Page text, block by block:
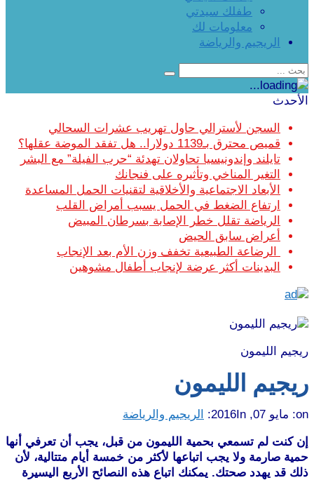
طفلك سيدتي
معلومات لك
الريجيم والرياضة
الأحدث
السجن لأسترالي حاول تهريب عشرات السحالي
قميص محترق بـ1139 دولارا.. هل تفقد الموضة عقلها؟
تايلند وإندونيسيا تحاولان تهدئة “حرب الفيلة” مع البشر
التغير المناخي وتأثيره على فنجانك
الأبعاد الاجتماعية والأخلاقية لتقنيات الحمل المساعدة
ارتفاع الضغط في الحمل يسبب أمراض القلب
الرياضة تقلل خطر الإصابة بسرطان المبيض
أعراض سابق الحيض
الرضاعة الطبيعية تخفف وزن الأم بعد الإنجاب
البدينات أكثر عرضة لإنجاب أطفال مشوهين
ريجيم الليمون
ريجيم الليمون
on: مايو 07, 2016 In: الريجيم والرياضة
إن كنت لم تسمعي بحمية الليمون من قبل، يجب أن تعرفي أنها
حمية صارمة ولا يجب اتباعها لأكثر من خمسة أيام متتالية، لأن
ذلك قد يهدد صحتك. يمكنك اتباع هذه النصائح الأربع اليسيرة